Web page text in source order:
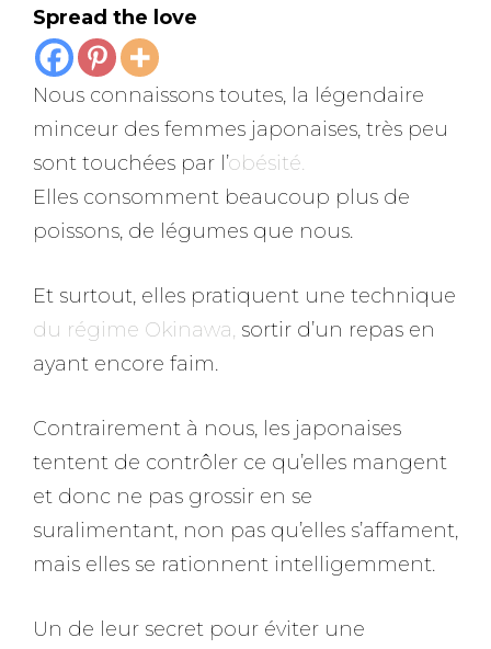
Spread the love
Nous connaissons toutes, la légendaire
minceur des femmes japonaises, très peu
sont touchées par l’obésité.
Elles consomment beaucoup plus de
poissons, de légumes que nous.
Et surtout, elles pratiquent une technique
du régime Okinawa, sortir d’un repas en
ayant encore faim.
Contrairement à nous, les japonaises
tentent de contrôler ce qu’elles mangent
et donc ne pas grossir en se
suralimentant, non pas qu’elles s’affament,
mais elles se rationnent intelligemment.
Un de leur secret pour éviter une